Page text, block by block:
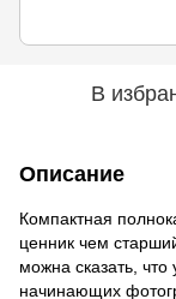
В
Описание
Компактная
ценник чем
можна сказать,
начинающих